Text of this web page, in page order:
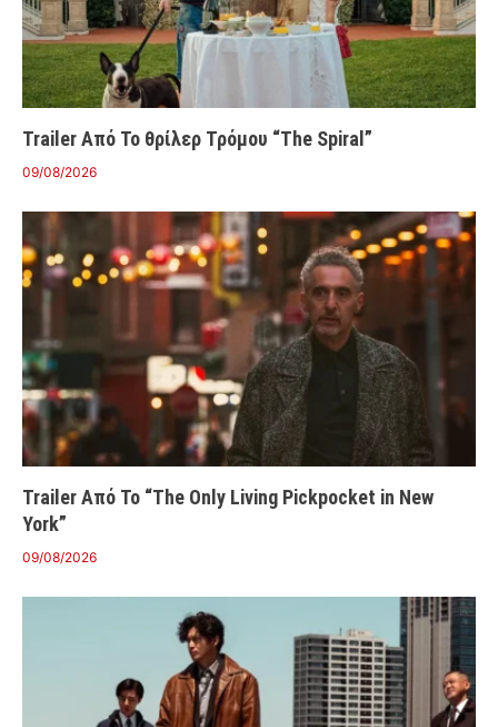
Trailer Από Το θρίλερ Τρόμου “The Spiral”
09/08/2026
Trailer Από Το “The Only Living Pickpocket in New
York”
09/08/2026